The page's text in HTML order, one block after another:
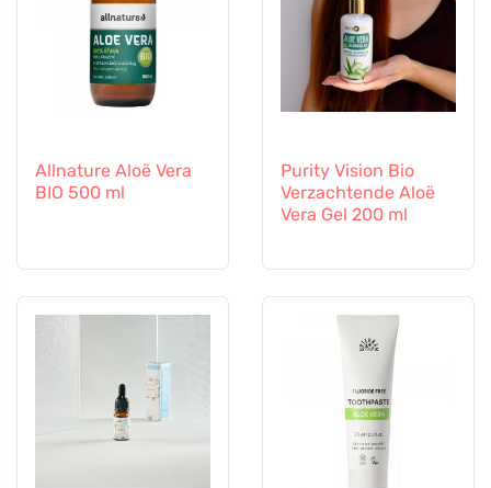
Allnature Aloë Vera
BIO 500 ml
Purity Vision Bio
Verzachtende Aloë
Vera Gel 200 ml